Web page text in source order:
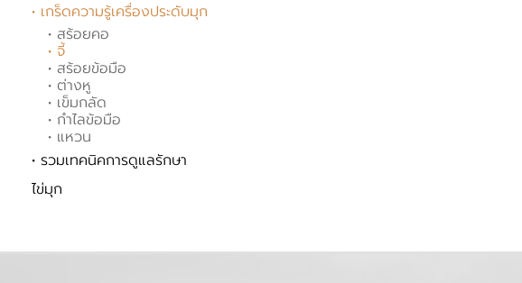
• เกร็ดความรู้เครื่องประดับมุก
• สร้อยคอ
• จี้
• สร้อยข้อมือ
• ต่างหู
• เข็มกลัด
• กำไลข้อมือ
• แหวน
• รวมเทคนิคการดูแลรักษา
ไข่มุก